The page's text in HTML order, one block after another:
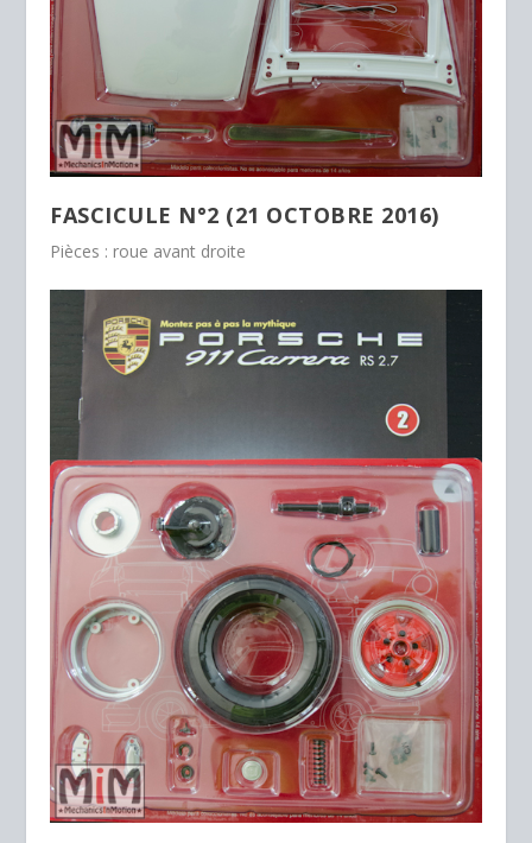
FASCICULE N°2 (21 OCTOBRE 2016)
Pièces : roue avant droite